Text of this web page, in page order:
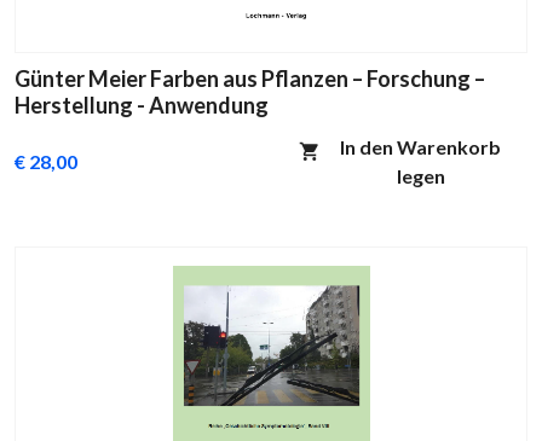
Günter Meier Farben aus Pflanzen – Forschung –
Herstellung - Anwendung
€ 28,00
In den Warenkorb
legen